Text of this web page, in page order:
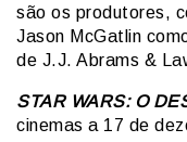
são os produtores,
Jason McGatlin
de J.J. Abrams &
STAR WARS: O
cinemas a 17 de